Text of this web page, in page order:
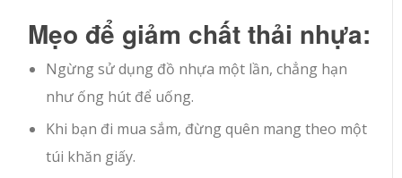
Mẹo để giảm chất thải nhựa:
Ngừng sử dụng đồ nhựa một lần, chẳng hạn
như ống hút để uống.
Khi bạn đi mua sắm, đừng quên mang theo một
túi khăn giấy.